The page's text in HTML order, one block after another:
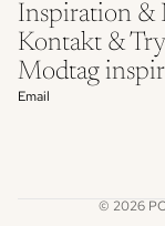
Inspiration
Kontakt &
Modtag
Email
© 2026
Refund
Privacy
Terms of
Contact